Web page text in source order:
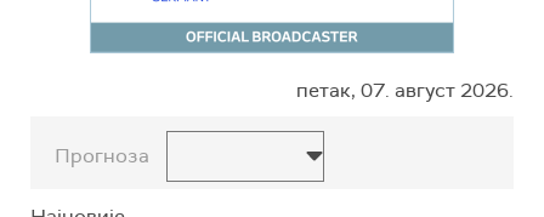
петак, 07. август 2026.
Прогноза